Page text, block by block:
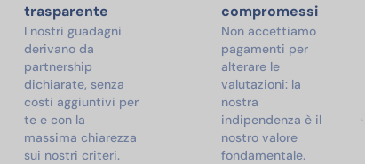
trasparente
I nostri guadagni
derivano da
partnership
dichiarate, senza
costi aggiuntivi per
te e con la
massima chiarezza
sui nostri criteri.
compromessi
Non accettiamo
pagamenti per
alterare le
valutazioni: la
nostra
indipendenza è il
nostro valore
fondamentale.